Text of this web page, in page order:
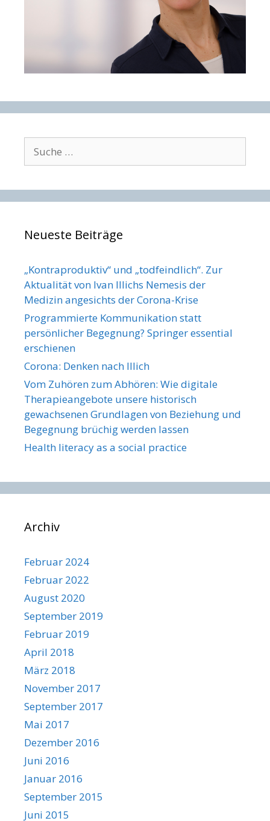
nach:
Neueste Beiträge
„Kontraproduktiv“ und „todfeindlich“. Zur
Aktualität von Ivan Illichs Nemesis der
Medizin angesichts der Corona-Krise
Programmierte Kommunikation statt
persönlicher Begegnung? Springer essential
erschienen
Corona: Denken nach Illich
Vom Zuhören zum Abhören: Wie digitale
Therapieangebote unsere historisch
gewachsenen Grundlagen von Beziehung und
Begegnung brüchig werden lassen
Health literacy as a social practice
Archiv
Februar 2024
Februar 2022
August 2020
September 2019
Februar 2019
April 2018
März 2018
November 2017
September 2017
Mai 2017
Dezember 2016
Juni 2016
Januar 2016
September 2015
Juni 2015